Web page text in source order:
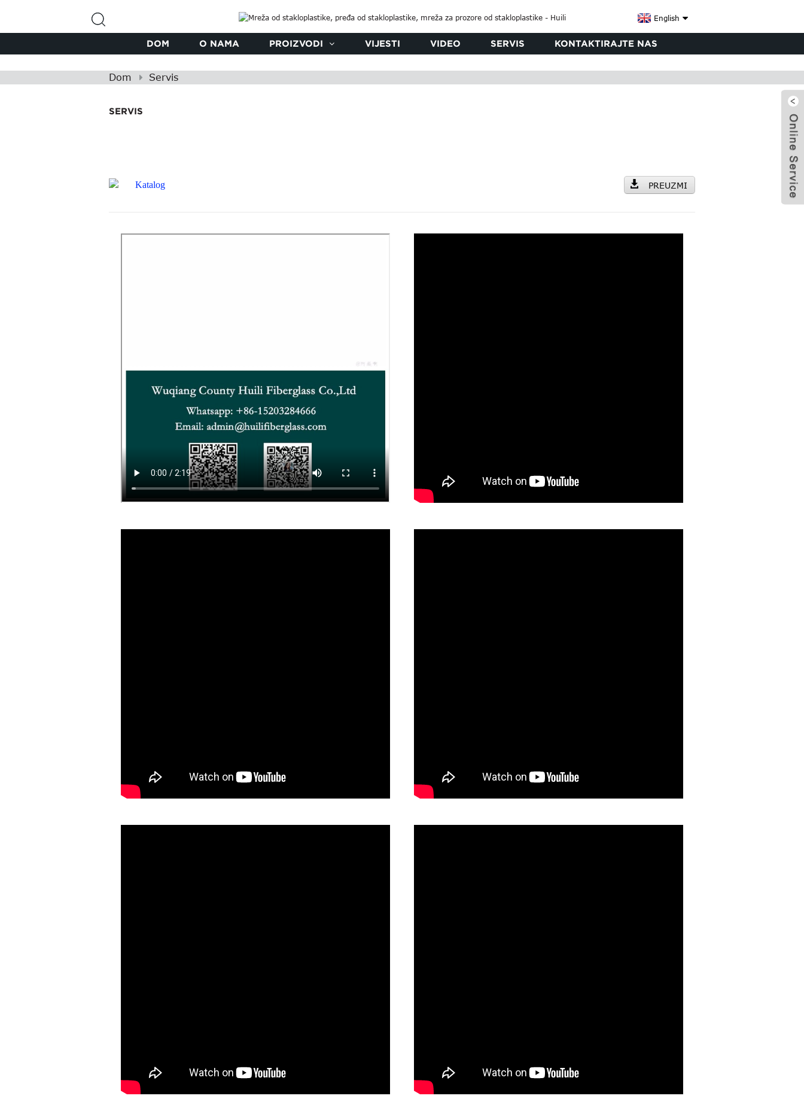
English
DOM O NAMA PROIZVODI VIJESTI VIDEO SERVIS KONTAKTIRAJTE NAS
Dom Servis
SERVIS
Katalog PREUZMI